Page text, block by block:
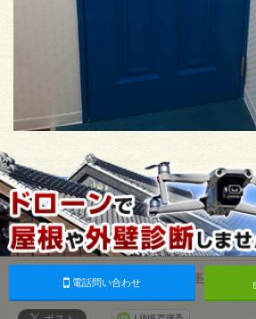
塗装を施すことで、雰囲気がガラッと
ました♪
2021年03月29日 | その他塗装 施工事例一覧
電話問い合わせ